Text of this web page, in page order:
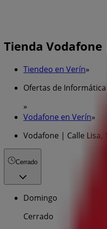
Tienda Vodafone
Tiendeo en Verín»
Ofertas de Informática
»
Vodafone en Verín»
Vodafone | Calle Lisa,
Cerrado
Domingo
Cerrado